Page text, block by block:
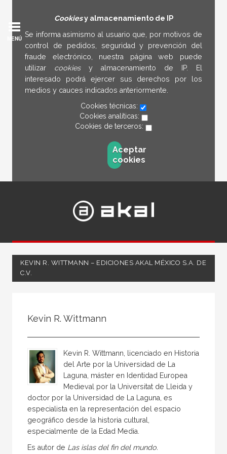
Cookiesy almacenamiento de IP
Se informa asimismo al usuario que, por motivos de
control de pedidos, seguridad y prevención del
fraude electrónico, nuestra página web puede
utilizar cookies y almacenamiento de IP. El
interesado podrá ejercer sus derechos por los
medios y cauces indicados anteriormente.
Cookies técnicas:
Cookies analíticas:
Cookies de terceros:
Aceptar
cookies
MENÚ
KEVIN R. WITTMANN – EDICIONES AKAL MÉXICO S.A. DE
C.V.
Ilustrador
Ilustradora
Traductor
Kevin R. Wittmann
Kevin R. Wittmann, licenciado en Historia
del Arte por la Universidad de La
Laguna, máster en Identidad Europea
Medieval por la Universitat de Lleida y
doctor por la Universidad de La Laguna, es
especialista en la representación del espacio
geográfico desde la historia cultural,
especialmente de la Edad Media.
Es autor de Las islas del fin del mundo.